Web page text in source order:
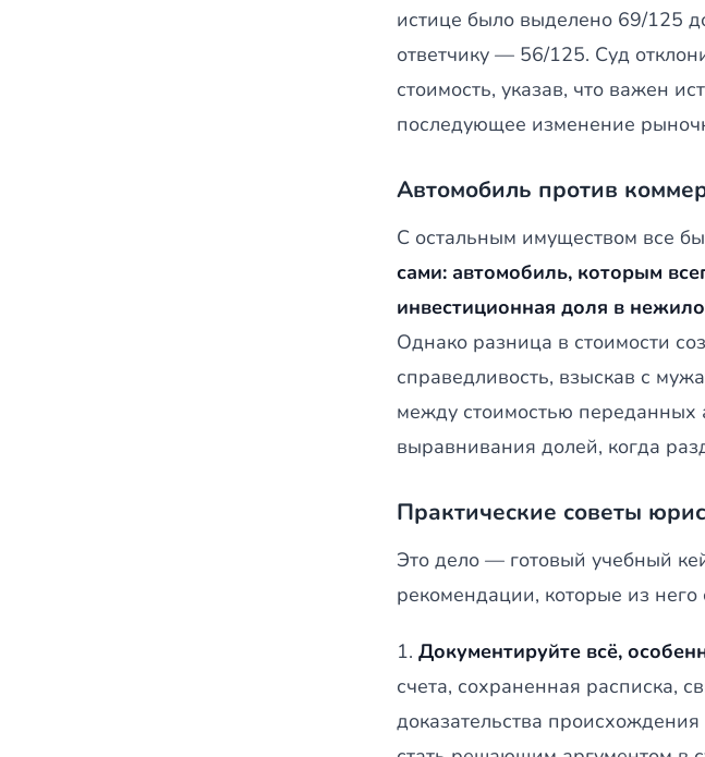
истице было выделено 69/125
ответчику — 56/125. Суд
стоимость, указав, что важен
последующее изменение
Автомобиль против
С остальным имуществом все
сами: автомобиль, которым
инвестиционная доля в
Однако разница в стоимости
справедливость, взыскав с
между стоимостью переданных
выравнивания долей, когда
Практические советы
Это дело — готовый учебный
рекомендации, которые из него
1. Документируйте всё,
счета, сохраненная расписка,
доказательства